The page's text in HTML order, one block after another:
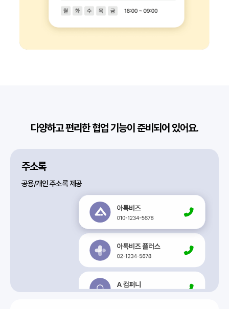
다양하고 편리한 협업 기능이 준비되어 있어요.
주소록
공용/개인 주소록 제공